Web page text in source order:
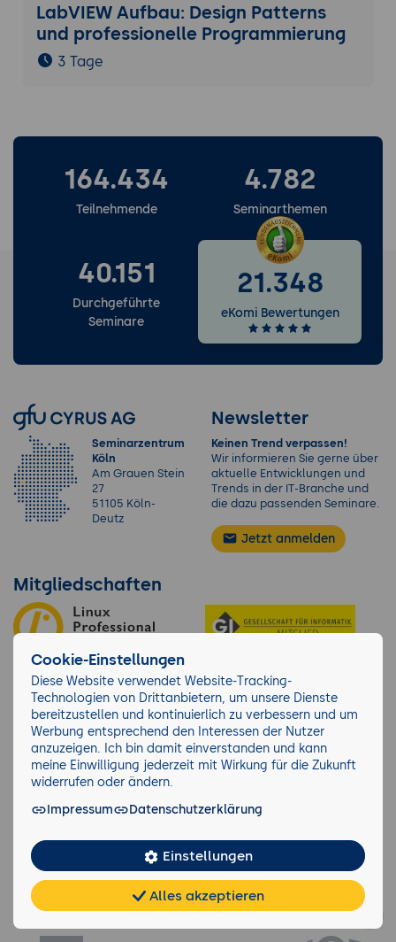
LabVIEW Aufbau: Design Patterns
und professionelle Programmierung
3 Tage
164.434
Teilnehmende
4.782
Seminarthemen
40.151
Durchgeführte
Seminare
21.348
eKomi Bewertungen
Seminarzentrum
Köln
Am Grauen Stein
27
51105 Köln-
Deutz
Newsletter
Keinen Trend verpassen!
Wir informieren Sie gerne über
aktuelle Entwicklungen und
Trends in der IT-Branche und
die dazu passenden Seminare.
Jetzt anmelden
Mitgliedschaften
Über 10.279 Unternehmen lernen bei der
Teilen FAQ Cookies
Cookie-Einstellungen
Diese Website verwendet Website-Tracking-
Technologien von Drittanbietern, um unsere Dienste
bereitzustellen und kontinuierlich zu verbessern und um
Werbung entsprechend den Interessen der Nutzer
anzuzeigen. Ich bin damit einverstanden und kann
meine Einwilligung jederzeit mit Wirkung für die Zukunft
widerrufen oder ändern.
Impressum
Datenschutzerklärung
Einstellungen
Alles akzeptieren